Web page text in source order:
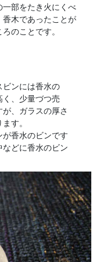
部をたき火にくべ
木であったことが
のことです。
ンには香水の
、少量づつ売
、ガラスの厚さ
す。
香水のビンです
どに香水のビン